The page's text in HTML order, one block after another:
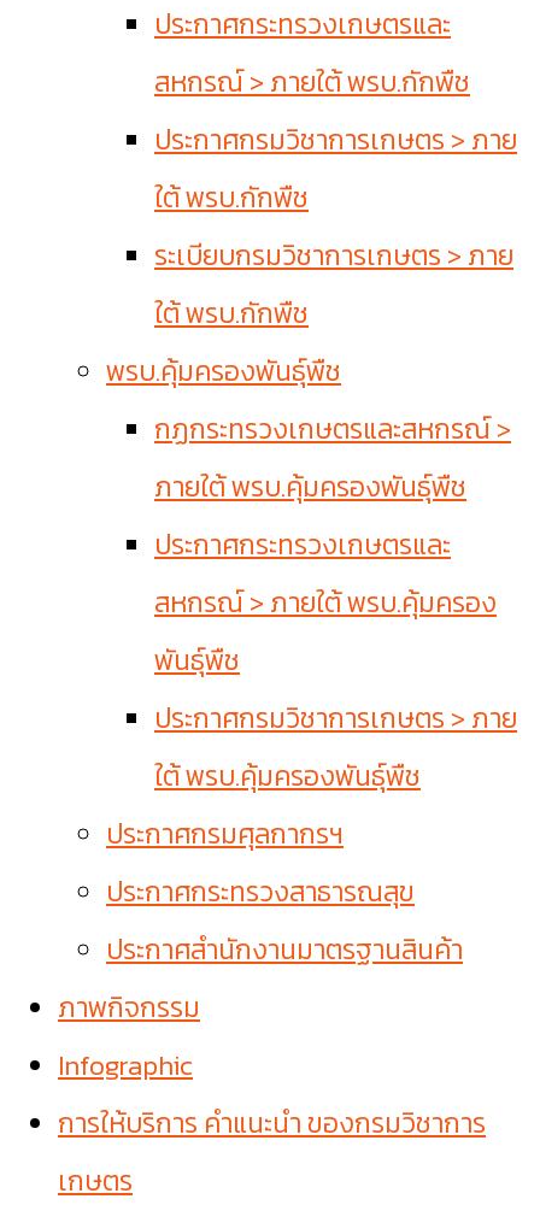
ประกาศกระทรวงเกษตรและ
สหกรณ์ > ภายใต้ พรบ.กักพืช
ประกาศกรมวิชาการเกษตร > ภาย
ใต้ พรบ.กักพืช
ระเบียบกรมวิชาการเกษตร > ภาย
ใต้ พรบ.กักพืช
พรบ.คุ้มครองพันธุ์พืช
กฏกระทรวงเกษตรและสหกรณ์ >
ภายใต้ พรบ.คุ้มครองพันธุ์พืช
ประกาศกระทรวงเกษตรและ
สหกรณ์ > ภายใต้ พรบ.คุ้มครอง
พันธุ์พืช
ประกาศกรมวิชาการเกษตร > ภาย
ใต้ พรบ.คุ้มครองพันธุ์พืช
ประกาศกรมศุลกากรฯ
ประกาศกระทรวงสาธารณสุข
ประกาศสำนักงานมาตรฐานสินค้า
ภาพกิจกรรม
Infographic
การให้บริการ คำแนะนำ ของกรมวิชาการ
เกษตร